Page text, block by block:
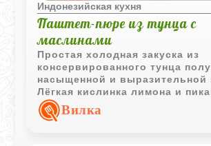
Индонезийская кухня
Паштет-пюре из тунца с
маслинами
Простая холодная закуска из
консервированного тунца
насыщенной и выразительной
Лёгкая кислинка лимона и
маслины делают её отличным
для бутербродов и
Вилка